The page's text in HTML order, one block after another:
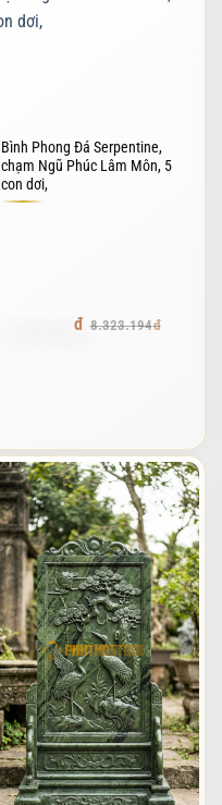
Bình Phong Đá Serpentine,
chạm Ngũ Phúc Lâm Môn, 5
con dơi,
8.323.194